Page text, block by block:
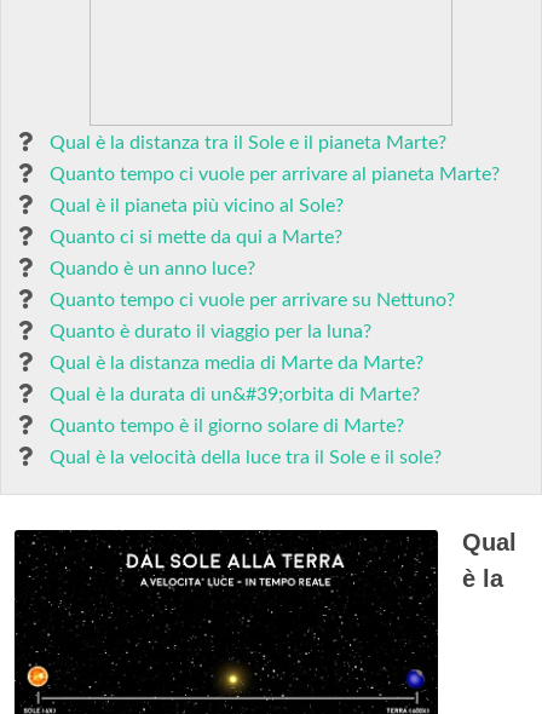
Qual è la distanza tra il Sole e il pianeta Marte?
Quanto tempo ci vuole per arrivare al pianeta Marte?
Qual è il pianeta più vicino al Sole?
Quanto ci si mette da qui a Marte?
Quando è un anno luce?
Quanto tempo ci vuole per arrivare su Nettuno?
Quanto è durato il viaggio per la luna?
Qual è la distanza media di Marte da Marte?
Qual è la durata di un&#39;orbita di Marte?
Quanto tempo è il giorno solare di Marte?
Qual è la velocità della luce tra il Sole e il sole?
Qual
è la